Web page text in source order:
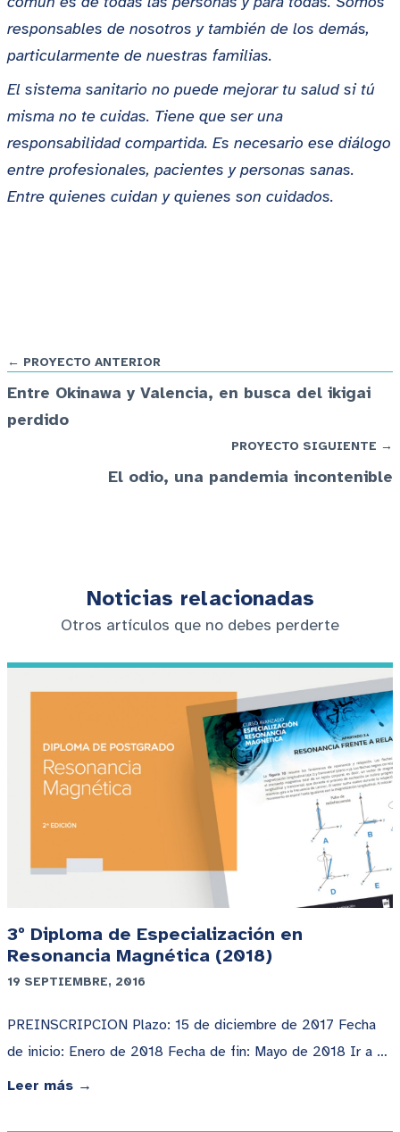
responsables de nosotros y también de los demás,
particularmente de nuestras familias.
El sistema sanitario no puede mejorar tu salud si tú
misma no te cuidas. Tiene que ser una
responsabilidad compartida. Es necesario ese diálogo
entre profesionales, pacientes y personas sanas.
Entre quienes cuidan y quienes son cuidados.
← PROYECTO ANTERIOR
Entre Okinawa y Valencia, en busca del ikigai
perdido
PROYECTO SIGUIENTE →
El odio, una pandemia incontenible
Noticias relacionadas
Otros artículos que no debes perderte
3º Diploma de Especialización en
Resonancia Magnética (2018)
19 SEPTIEMBRE, 2016
PREINSCRIPCION Plazo: 15 de diciembre de 2017 Fecha
de inicio: Enero de 2018 Fecha de fin: Mayo de 2018 Ir a …
Leer más →